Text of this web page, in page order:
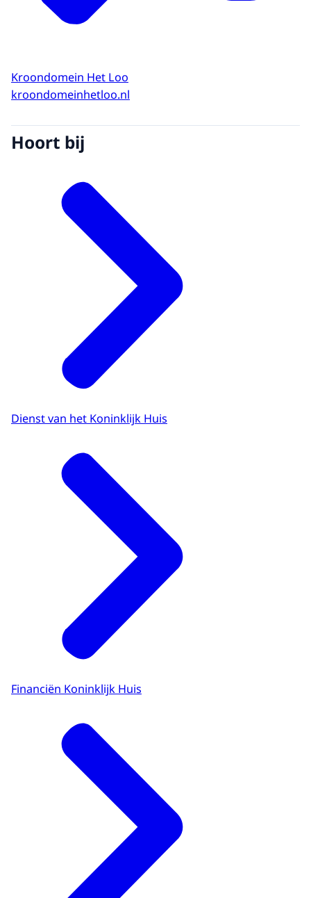
Kroondomein Het Loo
kroondomeinhetloo.nl
Hoort bij
Dienst van het Koninklijk Huis
Financiën Koninklijk Huis